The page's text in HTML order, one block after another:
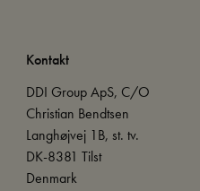
Kontakt
DDI Group ApS, C/O
Christian Bendtsen
Langhøjvej 1B, st. tv.
DK-8381 Tilst
Denmark